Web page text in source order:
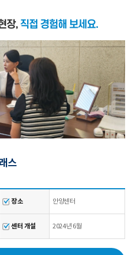
장, 직접 경험해 보세요.
스
장소 안양센터
센터 개설 2024년 6월